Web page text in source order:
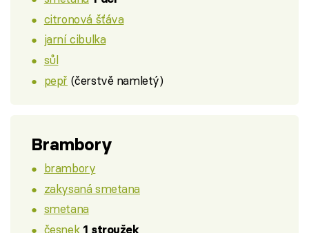
citronová šťáva
jarní cibulka
sůl
pepř (čerstvě namletý)
Brambory
brambory
zakysaná smetana
smetana
česnek 1 stroužek